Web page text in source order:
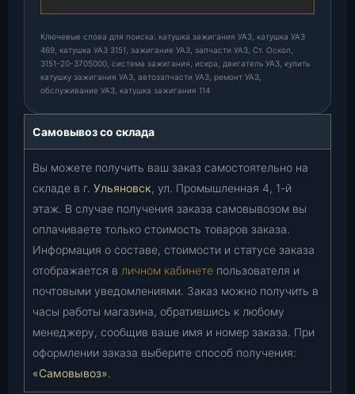
Ключевые слова для поиска: катушка зажигания УАЗ, катушка УАЗ
469, катушка УАЗ 3151, зажигание УАЗ, запчасти УАЗ, Ст. Оскол,
3151-20-3705000, система зажигания, искра, двигатель УАЗ, купить
катушку зажигания УАЗ, автозапчасти УАЗ, ремонт УАЗ,
обслуживание УАЗ, катушка зажигания 114
Самовывоз со склада
Вы можете получить ваш заказ самостоятельно на
складе в г. Ульяновск, ул. Промышленная 4, 1-й
этаж. В случае получения заказа самовывозом вы
оплачиваете только стоимость товаров заказа.
Информация о составе, стоимости и статусе заказа
отображается в личном кабинете пользователя и
почтовыми уведомлениями. Заказ можно получить в
часы работы магазина, обратившись к любому
менеджеру, сообщив ваше имя и номер заказа. При
оформлении заказа выберите способ получения:
«Самовывоз».